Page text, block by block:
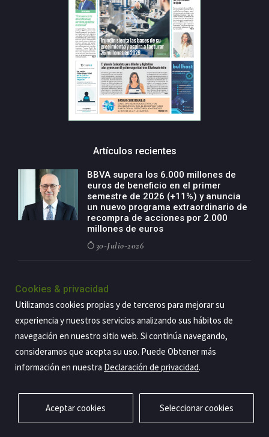
Artículos recientes
BBVA supera los 6.000 millones de
euros de beneficio en el primer
semestre de 2026 (+11%) y anuncia
un nuevo programa extraordinario de
recompra de acciones por 2.000
millones de euros
30-Julio-2026
negocio agro con un modelo global
países
29-Julio-2026
Privacidad Aviso legal Política de cookies Contacto
Cookies & privacidad
Utilizamos cookies propias y de terceros para mejorar su
experiencia y nuestros servicios analizando sus hábitos de
navegación en nuestro sitio web. Si continúa navegando,
consideramos que acepta su uso. Puede Obtener más
información en nuestra Declaración de privacidad.
Aceptar cookies Seleccionar cookies